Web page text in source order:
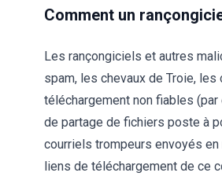
Comment un
Les rançongiciels et autres
spam, les chevaux de Troie,
téléchargement non fiables
de partage de fichiers poste à
courriels trompeurs envoyés
liens de téléchargement de ce